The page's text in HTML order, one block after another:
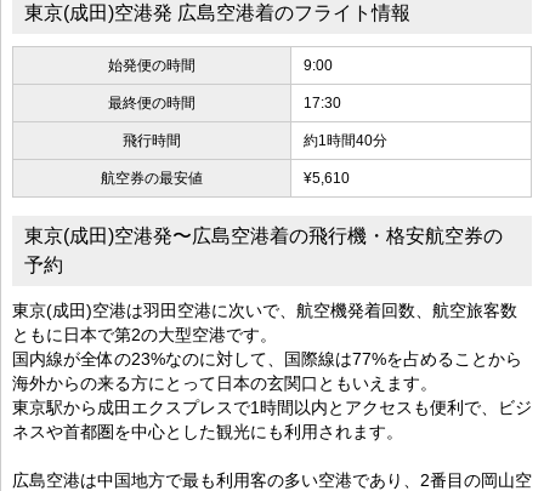
東京(成田)空港発 広島空港着のフライト情報
始発便の時間 9:00
最終便の時間 17:30
飛行時間 約1時間40分
航空券の最安値 ¥5,610
東京(成田)空港発〜広島空港着の飛行機・格安航空券の
予約
東京(成田)空港は羽田空港に次いで、航空機発着回数、航空旅客数
ともに日本で第2の大型空港です。
国内線が全体の23%なのに対して、国際線は77%を占めることから
海外からの来る方にとって日本の玄関口ともいえます。
東京駅から成田エクスプレスで1時間以内とアクセスも便利で、ビジ
ネスや首都圏を中心とした観光にも利用されます。
広島空港は中国地方で最も利用客の多い空港であり、2番目の岡山空